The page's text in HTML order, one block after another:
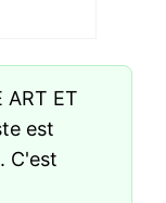
ART ET
est
C'est